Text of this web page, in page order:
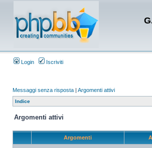
Login Iscriviti
Messaggi senza risposta | Argomenti attivi
Indice
Argomenti attivi
Argomenti